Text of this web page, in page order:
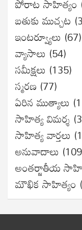
బతుకు ముచ్చట
ఇంటర్వ్యూలు (67)
వ్యాసాలు (54)
సమీక్షలు (135)
స్మరణ (77)
ఏరిన ముత్యాలు
సాహిత్య విమర్శ
సాహిత్య వార్తలు
అనువాదాలు
అంతర్జాతీయ
మౌఖిక సాహిత్యం